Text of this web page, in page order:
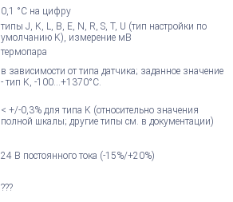
0,1 °C на цифру
типы J, K, L, B, E, N, R, S, T, U (тип настройки по
умолчанию K), измерение мВ
термопара
в зависимости от типа датчика; заданное значение
- тип K, -100...+1370°C.
< +/-0,3% для типа K (относительно значения
полной шкалы; другие типы см. в документации)
24 В постоянного тока (-15%/+20%)
???